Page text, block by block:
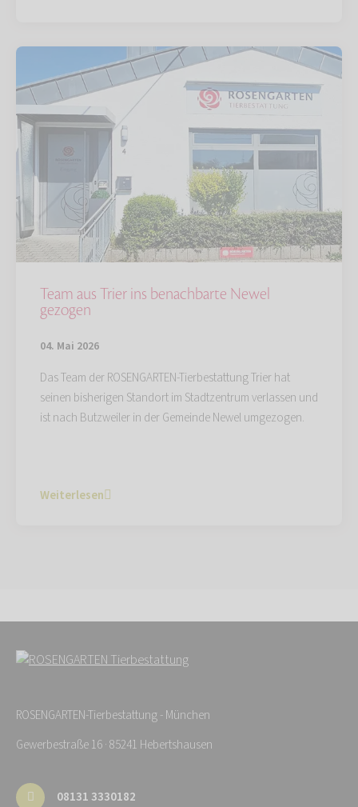
Team aus Trier ins benachbarte Newel
gezogen
04. Mai 2026
Das Team der ROSENGARTEN-Tierbestattung Trier hat
seinen bisherigen Standort im Stadtzentrum verlassen und
ist nach Butzweiler in der Gemeinde Newel umgezogen.
Weiterlesen
ROSENGARTEN-Tierbestattung - München
Gewerbestraße 16 · 85241 Hebertshausen
08131 3330182